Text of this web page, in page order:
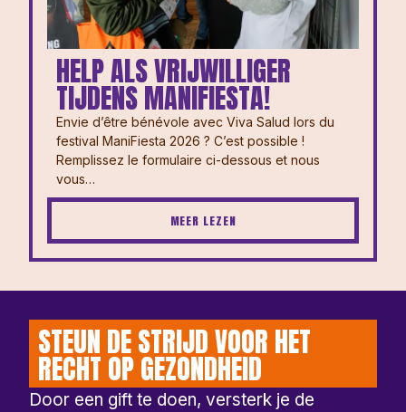
HELP ALS VRIJWILLIGER
TIJDENS MANIFIESTA!
Envie d’être bénévole avec Viva Salud lors du
festival ManiFiesta 2026 ? ⁠⁠C’est possible !
Remplissez le formulaire ci-dessous et nous
vous…
MEER LEZEN
STEUN DE STRIJD VOOR HET
RECHT OP GEZONDHEID
Door een gift te doen, versterk je de